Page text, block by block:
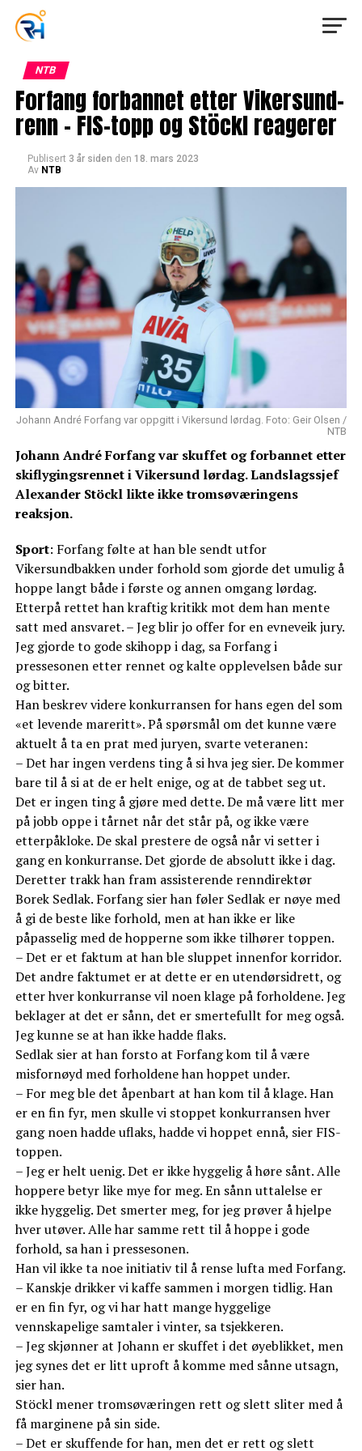
NTB
Forfang forbannet etter Vikersund-
renn – FIS-topp og Stöckl reagerer
Publisert 3 år siden den 18. mars 2023
Av NTB
Johann André Forfang var oppgitt i Vikersund lørdag. Foto: Geir Olsen /
NTB
Johann André Forfang var skuffet og forbannet etter
skiflygingsrennet i Vikersund lørdag. Landslagssjef
Alexander Stöckl likte ikke tromsøværingens
reaksjon.
Sport: Forfang følte at han ble sendt utfor
Vikersundbakken under forhold som gjorde det umulig å
hoppe langt både i første og annen omgang lørdag.
Etterpå rettet han kraftig kritikk mot dem han mente
satt med ansvaret. – Jeg blir jo offer for en evneveik jury.
Jeg gjorde to gode skihopp i dag, sa Forfang i
pressesonen etter rennet og kalte opplevelsen både sur
og bitter.
Han beskrev videre konkurransen for hans egen del som
«et levende mareritt». På spørsmål om det kunne være
aktuelt å ta en prat med juryen, svarte veteranen:
– Det har ingen verdens ting å si hva jeg sier. De kommer
bare til å si at de er helt enige, og at de tabbet seg ut.
Det er ingen ting å gjøre med dette. De må være litt mer
på jobb oppe i tårnet når det står på, og ikke være
etterpåkloke. De skal prestere de også når vi setter i
gang en konkurranse. Det gjorde de absolutt ikke i dag.
Deretter trakk han fram assisterende renndirektør
Borek Sedlak. Forfang sier han føler Sedlak er nøye med
å gi de beste like forhold, men at han ikke er like
påpasselig med de hopperne som ikke tilhører toppen.
– Det er et faktum at han ble sluppet innenfor korridor.
Det andre faktumet er at dette er en utendørsidrett, og
etter hver konkurranse vil noen klage på forholdene. Jeg
beklager at det er sånn, det er smertefullt for meg også.
Jeg kunne se at han ikke hadde flaks.
Sedlak sier at han forsto at Forfang kom til å være
misfornøyd med forholdene han hoppet under.
– For meg ble det åpenbart at han kom til å klage. Han
er en fin fyr, men skulle vi stoppet konkurransen hver
gang noen hadde uflaks, hadde vi hoppet ennå, sier FIS-
toppen.
– Jeg er helt uenig. Det er ikke hyggelig å høre sånt. Alle
hoppere betyr like mye for meg. En sånn uttalelse er
ikke hyggelig. Det smerter meg, for jeg prøver å hjelpe
hver utøver. Alle har samme rett til å hoppe i gode
forhold, sa han i pressesonen.
Han vil ikke ta noe initiativ til å rense lufta med Forfang.
– Kanskje drikker vi kaffe sammen i morgen tidlig. Han
er en fin fyr, og vi har hatt mange hyggelige
vennskapelige samtaler i vinter, sa tsjekkeren.
– Jeg skjønner at Johann er skuffet i det øyeblikket, men
jeg synes det er litt uproft å komme med sånne utsagn,
sier han.
Stöckl mener tromsøværingen rett og slett sliter med å
få marginene på sin side.
– Det er skuffende for han, men det er rett og slett